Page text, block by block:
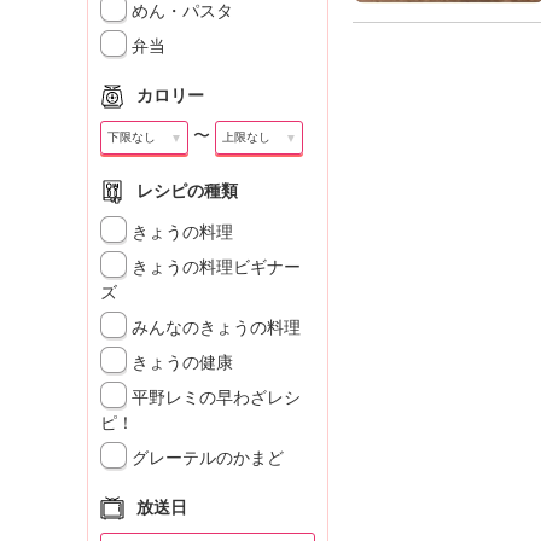
めん・パスタ
弁当
カロリー
▼ 〜 ▼
レシピの種類
きょうの料理
きょうの料理ビギナー
ズ
みんなのきょうの料理
きょうの健康
平野レミの早わざレシ
ピ！
グレーテルのかまど
放送日